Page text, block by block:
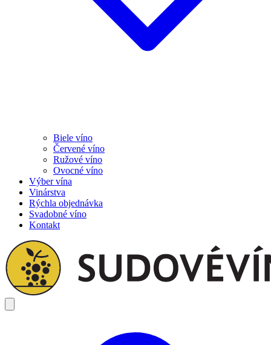
Biele víno
Červené víno
Ružové víno
Ovocné víno
Výber vína
Vinárstva
Rýchla objednávka
Svadobné víno
Kontakt